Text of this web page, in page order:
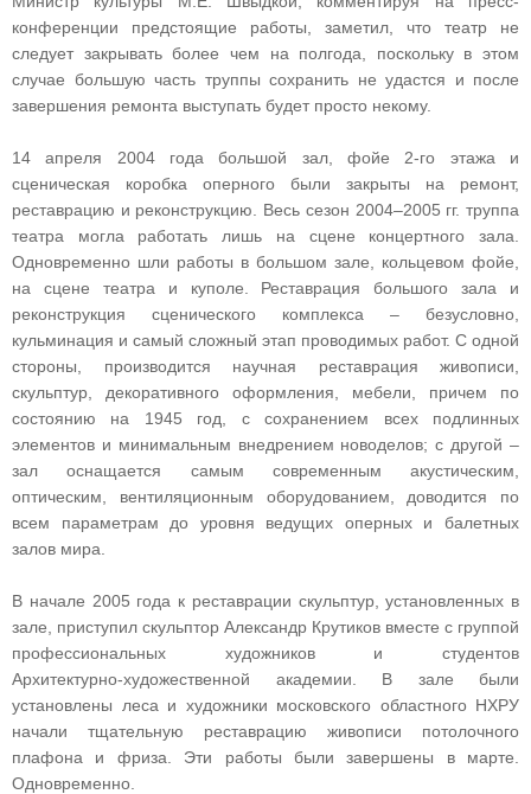
конференции предстоящие работы, заметил, что театр не
следует закрывать более чем на полгода, поскольку в этом
случае большую часть труппы сохранить не удастся и после
завершения ремонта выступать будет просто некому.
14 апреля 2004 года большой зал, фойе 2‑го этажа и
сценическая коробка оперного были закрыты на ремонт,
реставрацию и реконструкцию. Весь сезон 2004–2005 гг. труппа
театра могла работать лишь на сцене концертного зала.
Одновременно шли работы в большом зале, кольцевом фойе,
на сцене театра и куполе. Реставрация большого зала и
реконструкция сценического комплекса – безусловно,
кульминация и самый сложный этап проводимых работ. С одной
стороны, производится научная реставрация живописи,
скульптур, декоративного оформления, мебели, причем по
состоянию на 1945 год, с сохранением всех подлинных
элементов и минимальным внедрением новоделов; с другой –
зал оснащается самым современным акустическим,
оптическим, вентиляционным оборудованием, доводится по
всем параметрам до уровня ведущих оперных и балетных
залов мира.
В начале 2005 года к реставрации скульптур, установленных в
зале, приступил скульптор Александр Крутиков вместе с группой
профессиональных художников и студентов
Архитектурно‑художественной академии. В зале были
установлены леса и художники московского областного НХРУ
начали тщательную реставрацию живописи потолочного
плафона и фриза. Эти работы были завершены в марте.
Одновременно.